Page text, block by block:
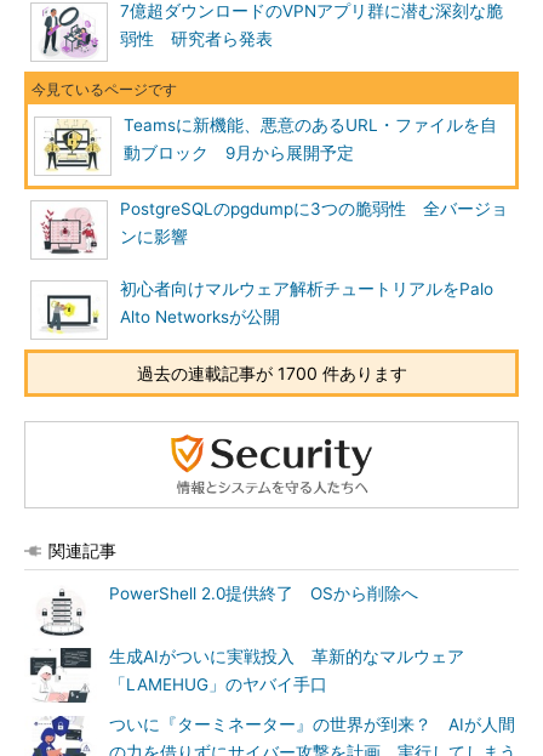
7億超ダウンロードのVPNアプリ群に潜む深刻な脆
弱性 研究者ら発表
Teamsに新機能、悪意のあるURL・ファイルを自
動ブロック 9月から展開予定
PostgreSQLのpgdumpに3つの脆弱性 全バージョ
ンに影響
初心者向けマルウェア解析チュートリアルをPalo
Alto Networksが公開
過去の連載記事が 1700 件あります
関連記事
PowerShell 2.0提供終了 OSから削除へ
生成AIがついに実戦投入 革新的なマルウェア
「LAMEHUG」のヤバイ手口
ついに『ターミネーター』の世界が到来？ AIが人間